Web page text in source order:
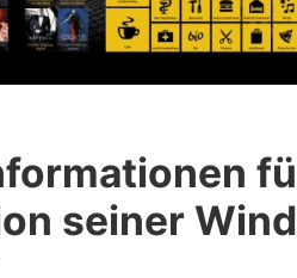
seiner